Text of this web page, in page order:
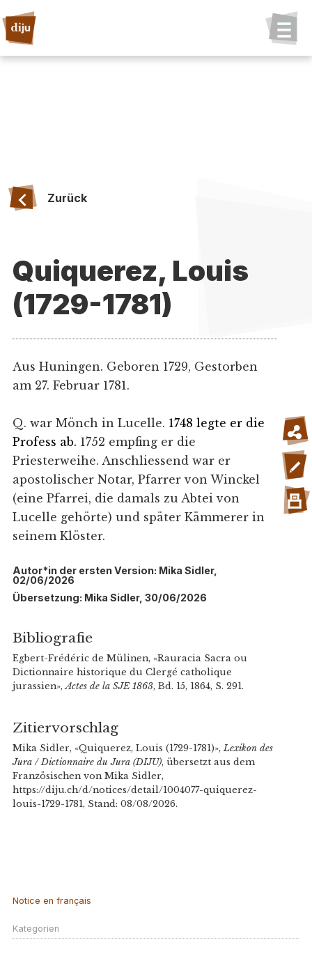
Zurück
Quiquerez, Louis
(1729-1781)
Aus Huningen. Geboren 1729, Gestorben
am 27. Februar 1781.
Q. war Mönch in Lucelle. 1748 legte er die
Profess ab. 1752 empfing er die
Priesterweihe. Anschliessend war er
apostolischer Notar, Pfarrer von Winckel
(eine Pfarrei, die damals zu Abtei von
Lucelle gehörte) und später Kämmerer in
seinem Klöster.
Autor*in der ersten Version: Mika Sidler,
02/06/2026
Übersetzung: Mika Sidler, 30/06/2026
Bibliografie
Egbert-Frédéric de Mülinen, «Rauracia Sacra ou
Dictionnaire historique du Clergé catholique
jurassien», Actes de la SJE 1863, Bd. 15, 1864, S. 291.
Zitiervorschlag
Mika Sidler, «Quiquerez, Louis (1729-1781)»,Lexikon des
Jura / Dictionnaire du Jura (DIJU), übersetzt aus dem
Französischen von Mika Sidler,
https://diju.ch/d/notices/detail/1004077-quiquerez-
louis-1729-1781, Stand: 08/08/2026.
Notice en français
Kategorien